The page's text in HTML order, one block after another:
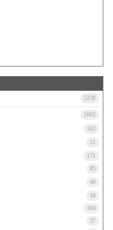
5238
1602
182
21
171
85
40
16
104
37